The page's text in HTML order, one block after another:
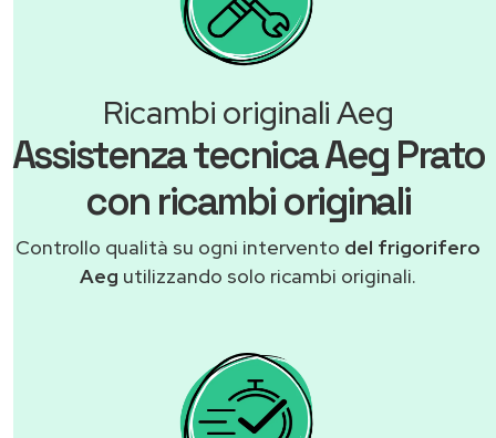
Ricambi originali Aeg
Assistenza tecnica Aeg Prato
con ricambi originali
Controllo qualità su ogni intervento del frigorifero
Aeg utilizzando solo ricambi originali.